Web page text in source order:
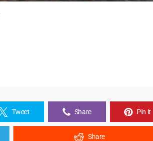
Tweet Share Pin it
Share